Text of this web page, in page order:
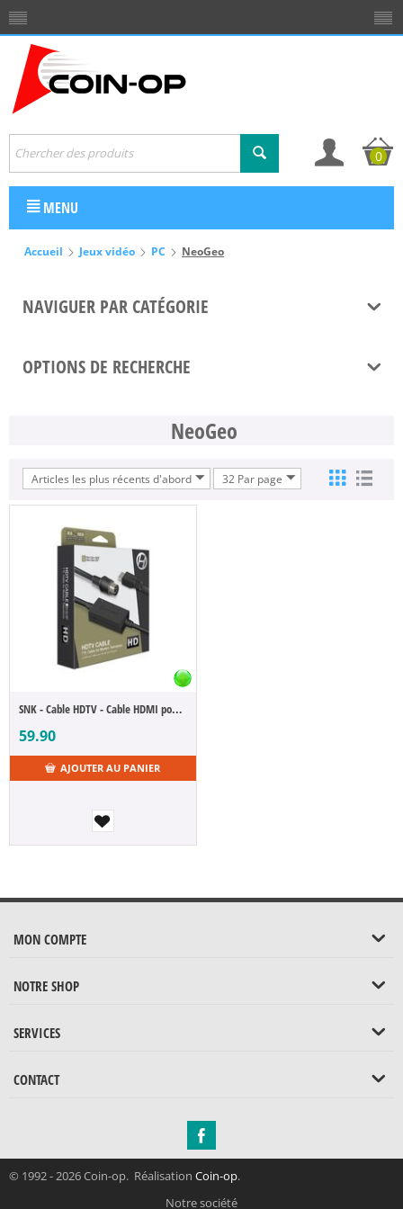
0
MENU
Accueil Jeux vidéo PC NeoGeo
NAVIGUER PAR CATÉGORIE
OPTIONS DE RECHERCHE
NeoGeo
Articles les plus récents d'abord 32 Par page
SNK - Cable HDTV - Cable HDMI pour AES
59.90
AJOUTER AU PANIER
MON COMPTE
NOTRE SHOP
SERVICES
CONTACT
© 1992 - 2026 Coin-op. Réalisation Coin-op.
Notre société